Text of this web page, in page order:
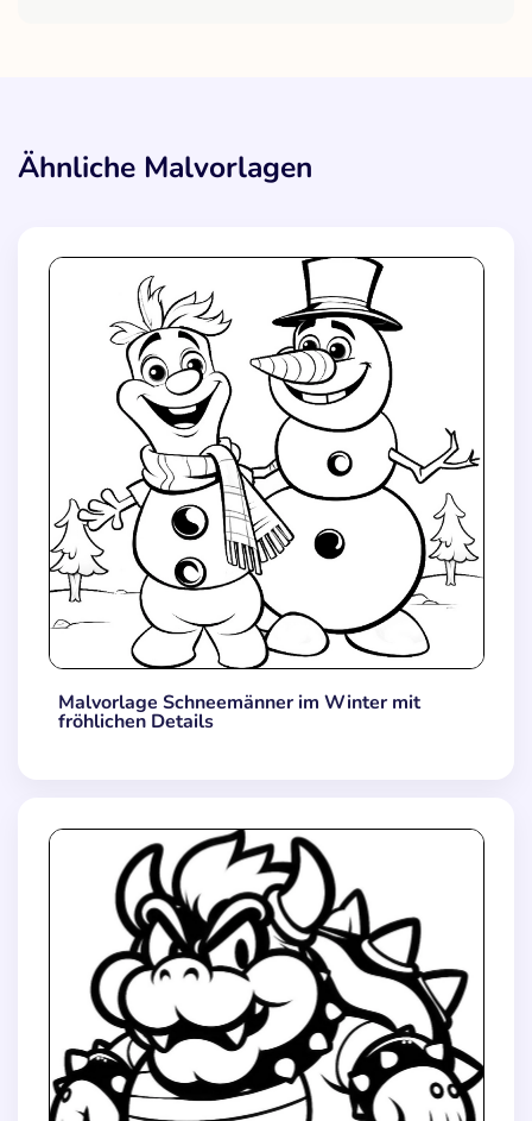
Ähnliche Malvorlagen
Malvorlage Schneemänner im Winter mit
fröhlichen Details